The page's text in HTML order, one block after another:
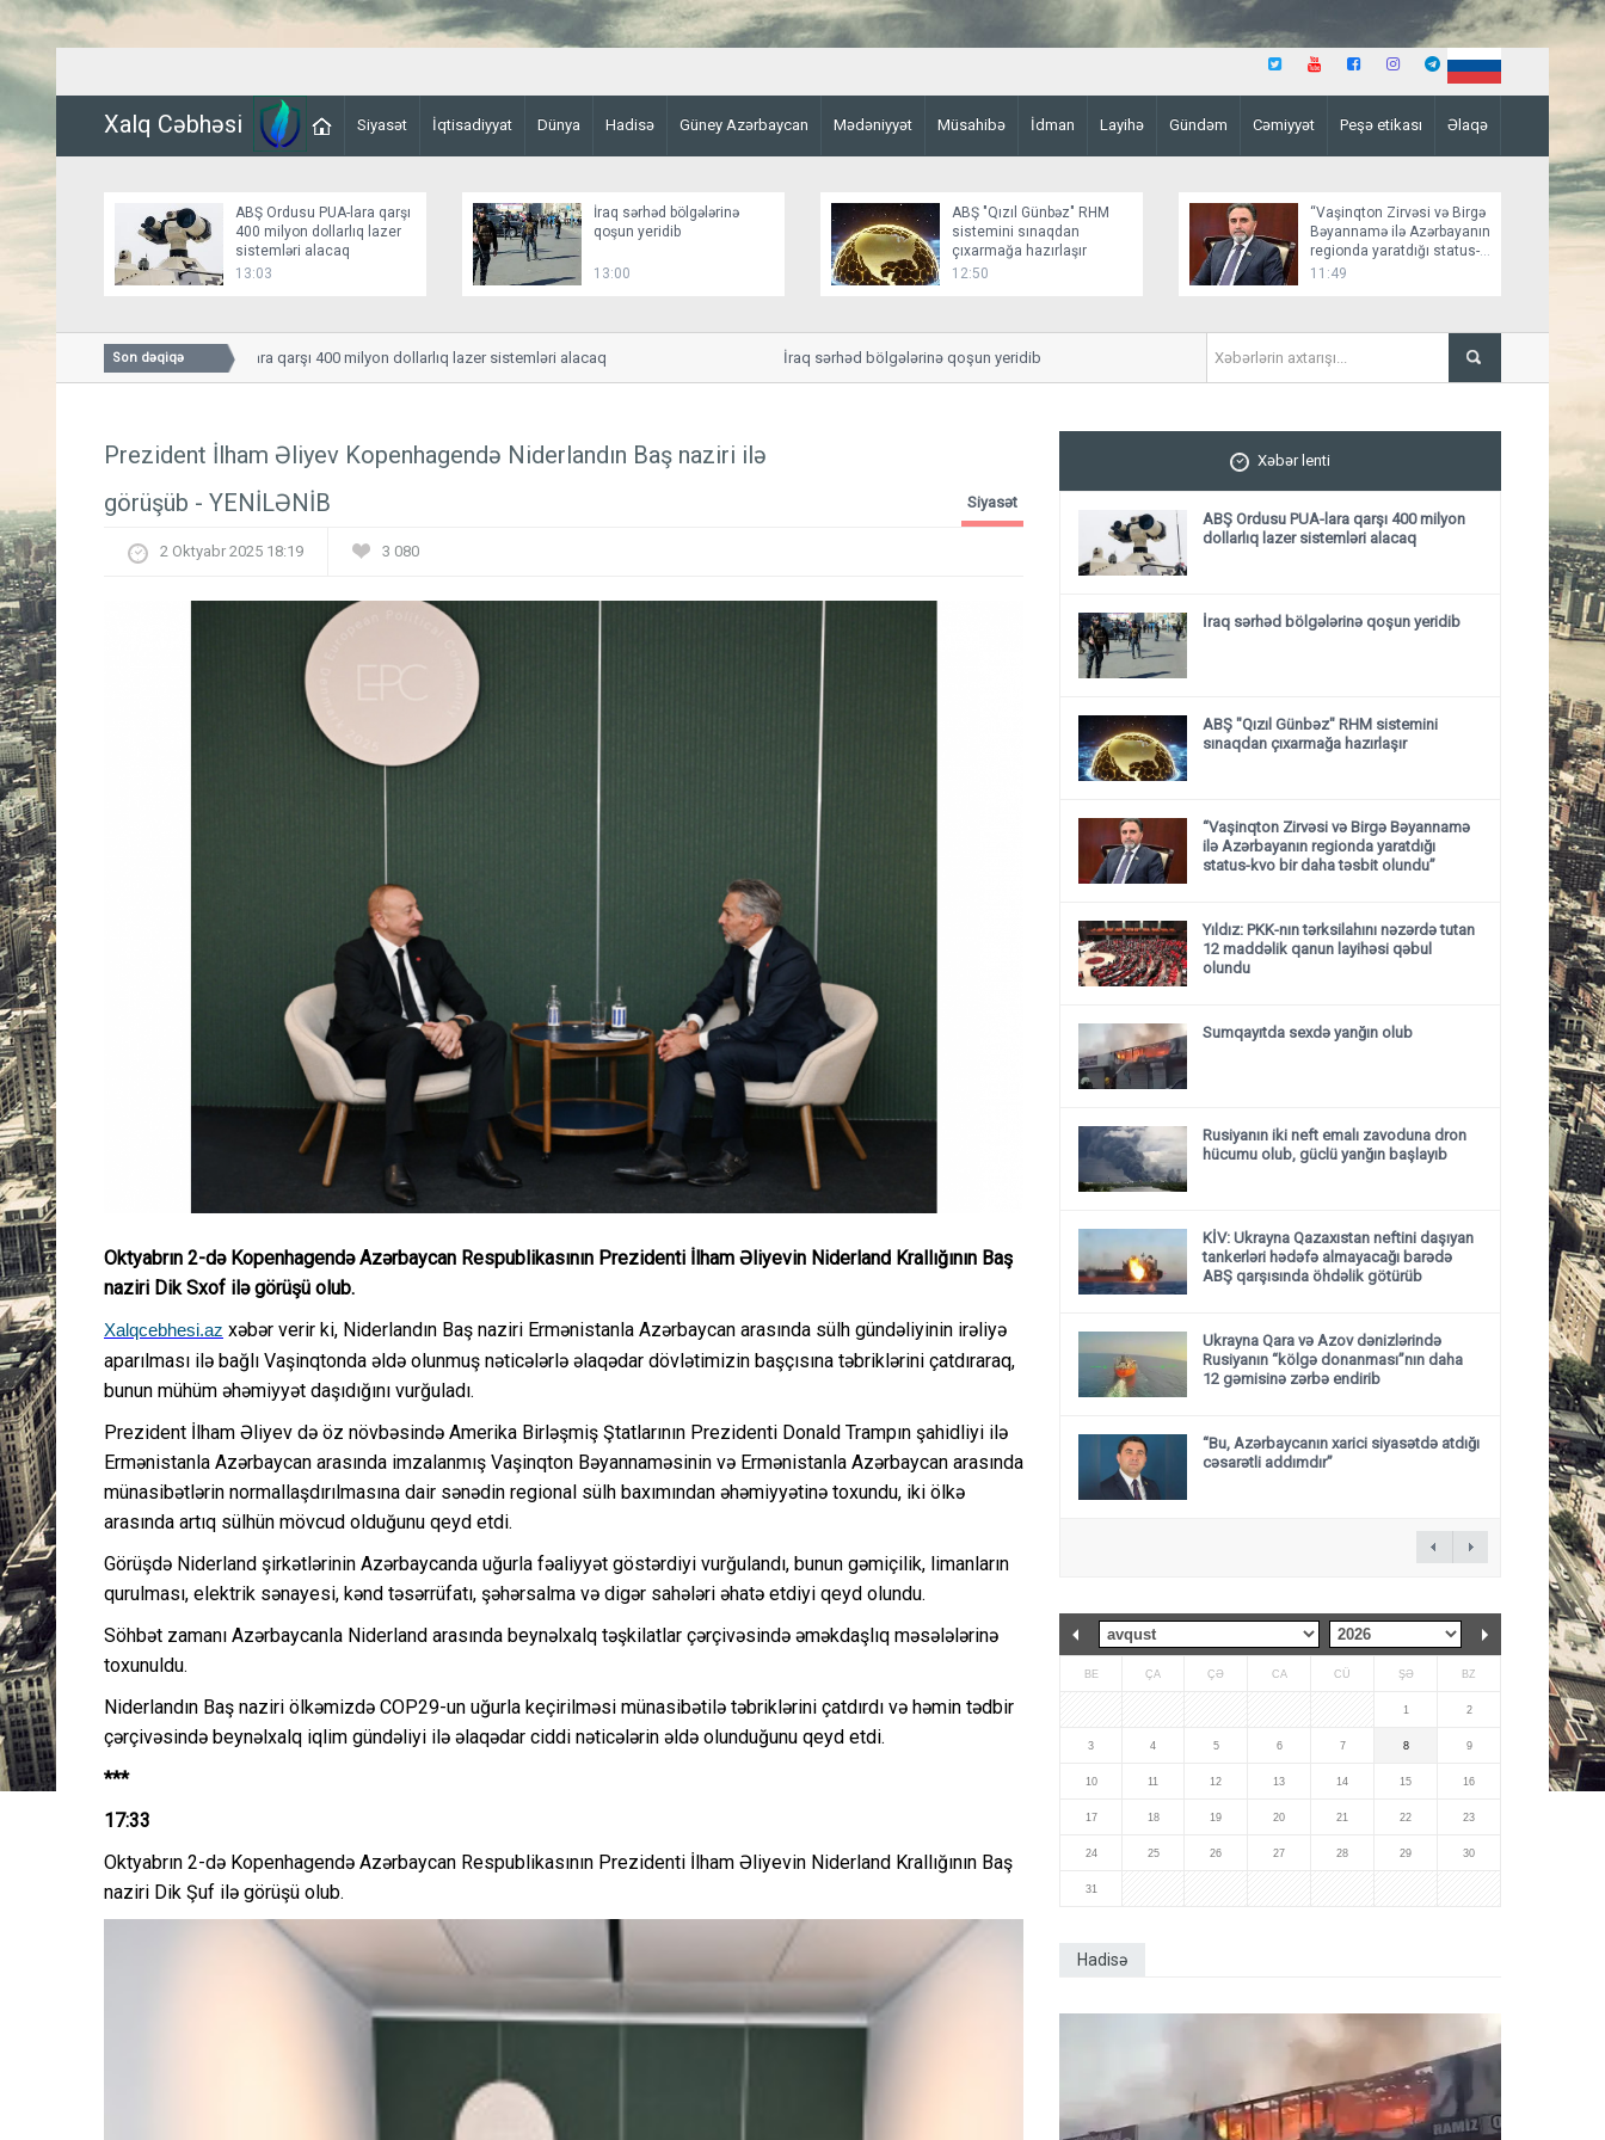
Xalq Cəbhəsi Siyasət İqtisadiyyat Dünya Hadisə Güney Azərbaycan Mədəniyyət Müsahibə İdman Layihə Gündəm Cəmiyyət Peşə etikası Əlaqə
ABŞ Ordusu PUA-lara qarşı
400 milyon dollarlıq lazer
sistemləri alacaq
13:03
İraq sərhəd bölgələrinə
qoşun yeridib
13:00
ABŞ "Qızıl Günbəz" RHM
sistemini sınaqdan
çıxarmağa hazırlaşır
12:50
“Vaşinqton Zirvəsi və Birgə
Bəyannamə ilə Azərbayanın
regionda yaratdığı status-
kvo bir daha təsbit olundu”
11:49
Son dəqiqə
ABŞ Ordusu PUA-lara qarşı 400 milyon dollarlıq lazer sistemləri alacaq İraq sərhəd bölgələrinə qoşun yeridib ABŞ "Qızıl Günbəz" RHM
Prezident İlham Əliyev Kopenhagendə Niderlandın Baş naziri ilə
görüşüb - YENİLƏNİB
Siyasət
2 Oktyabr 2025 18:19 3 080
Oktyabrın 2-də Kopenhagendə Azərbaycan Respublikasının Prezidenti İlham Əliyevin Niderland Krallığının Baş
naziri Dik Sxof ilə görüşü olub.
Xalqcebhesi.az xəbər verir ki, Niderlandın Baş naziri Ermənistanla Azərbaycan arasında sülh gündəliyinin irəliyə
aparılması ilə bağlı Vaşinqtonda əldə olunmuş nəticələrlə əlaqədar dövlətimizin başçısına təbriklərini çatdıraraq,
bunun mühüm əhəmiyyət daşıdığını vurğuladı.
Prezident İlham Əliyev də öz növbəsində Amerika Birləşmiş Ştatlarının Prezidenti Donald Trampın şahidliyi ilə
Ermənistanla Azərbaycan arasında imzalanmış Vaşinqton Bəyannaməsinin və Ermənistanla Azərbaycan arasında
münasibətlərin normallaşdırılmasına dair sənədin regional sülh baxımından əhəmiyyətinə toxundu, iki ölkə
arasında artıq sülhün mövcud olduğunu qeyd etdi.
Görüşdə Niderland şirkətlərinin Azərbaycanda uğurla fəaliyyət göstərdiyi vurğulandı, bunun gəmiçilik, limanların
qurulması, elektrik sənayesi, kənd təsərrüfatı, şəhərsalma və digər sahələri əhatə etdiyi qeyd olundu.
Söhbət zamanı Azərbaycanla Niderland arasında beynəlxalq təşkilatlar çərçivəsində əməkdaşlıq məsələlərinə
toxunuldu.
Niderlandın Baş naziri ölkəmizdə COP29-un uğurla keçirilməsi münasibətilə təbriklərini çatdırdı və həmin tədbir
çərçivəsində beynəlxalq iqlim gündəliyi ilə əlaqədar ciddi nəticələrin əldə olunduğunu qeyd etdi.
***
17:33
Oktyabrın 2-də Kopenhagendə Azərbaycan Respublikasının Prezidenti İlham Əliyevin Niderland Krallığının Baş
naziri Dik Şuf ilə görüşü olub.
Xəbər lenti
ABŞ Ordusu PUA-lara qarşı 400 milyon
dollarlıq lazer sistemləri alacaq
İraq sərhəd bölgələrinə qoşun yeridib
ABŞ "Qızıl Günbəz" RHM sistemini
sınaqdan çıxarmağa hazırlaşır
“Vaşinqton Zirvəsi və Birgə Bəyannamə
ilə Azərbayanın regionda yaratdığı
status-kvo bir daha təsbit olundu”
Yıldız: PKK-nın tərksilahını nəzərdə tutan
12 maddəlik qanun layihəsi qəbul
olundu ​​​​​​​
Sumqayıtda sexdə yanğın olub
Rusiyanın iki neft emalı zavoduna dron
hücumu olub, güclü yanğın başlayıb
KİV: Ukrayna Qazaxıstan neftini daşıyan
tankerləri hədəfə almayacağı barədə
ABŞ qarşısında öhdəlik götürüb
Ukrayna Qara və Azov dənizlərində
Rusiyanın “kölgə donanması”nın daha
12 gəmisinə zərbə endirib
“Bu, Azərbaycanın xarici siyasətdə atdığı
cəsarətli addımdır”
BE ÇA ÇƏ CA CÜ ŞƏ BZ
1 2
3 4 5 6 7 8 9
10 11 12 13 14 15 16
17 18 19 20 21 22 23
24 25 26 27 28 29 30
31
Hadisə